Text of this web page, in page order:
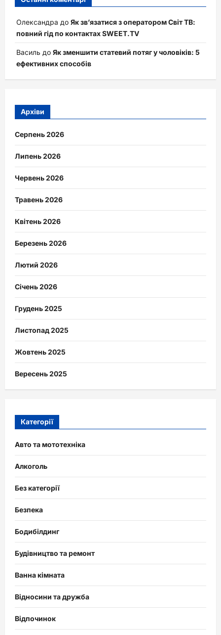
Олександра до Як зв’язатися з оператором Світ ТВ:
повний гід по контактах SWEET.TV
Василь до Як зменшити статевий потяг у чоловіків: 5
ефективних способів
Архіви
Серпень 2026
Липень 2026
Червень 2026
Травень 2026
Квітень 2026
Березень 2026
Лютий 2026
Січень 2026
Грудень 2025
Листопад 2025
Жовтень 2025
Вересень 2025
Категорії
Авто та мототехніка
Алкоголь
Без категорії
Безпека
Бодибілдинг
Будівництво та ремонт
Ванна кімната
Відносини та дружба
Відпочинок